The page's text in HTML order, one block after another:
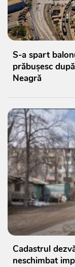
S-a spart
prăbușesc
Neagră
Cadastrul
neschimbat